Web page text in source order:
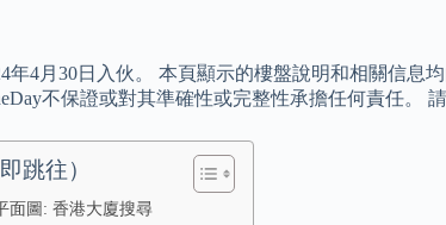
年4月30日入伙。 本頁顯示的樓盤說明和相關信息
不保證或對其準確性或完整性承擔任何責任。
跳往）
面圖: 香港大廈搜尋